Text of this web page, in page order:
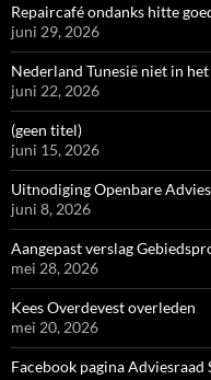
Repaircafé ondanks hitte
juni 29, 2026
Nederland Tunesië niet in
juni 22, 2026
(geen titel)
juni 15, 2026
Uitnodiging Openbare
juni 8, 2026
Aangepast verslag
mei 28, 2026
Kees Overdevest overleden
mei 20, 2026
Facebook pagina